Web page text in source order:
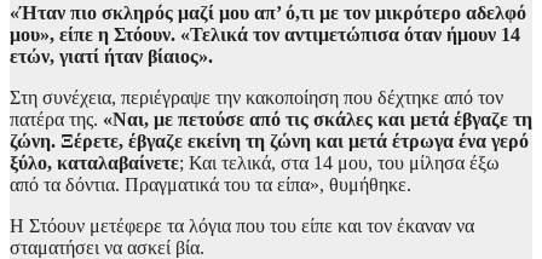
«Ήταν πιο σκληρός μαζί μου απ’ ό,τι με τον μικρότερο αδελφό
μου», είπε η Στόουν. «Τελικά τον αντιμετώπισα όταν ήμουν 14
ετών, γιατί ήταν βίαιος».
Στη συνέχεια, περιέγραψε την κακοποίηση που δέχτηκε από τον
πατέρα της. «Ναι, με πετούσε από τις σκάλες και μετά έβγαζε τη
ζώνη. Ξέρετε, έβγαζε εκείνη τη ζώνη και μετά έτρωγα ένα γερό
ξύλο, καταλαβαίνετε; Και τελικά, στα 14 μου, του μίλησα έξω
από τα δόντια. Πραγματικά του τα είπα», θυμήθηκε.
Η Στόουν μετέφερε τα λόγια που του είπε και τον έκαναν να
σταματήσει να ασκεί βία.